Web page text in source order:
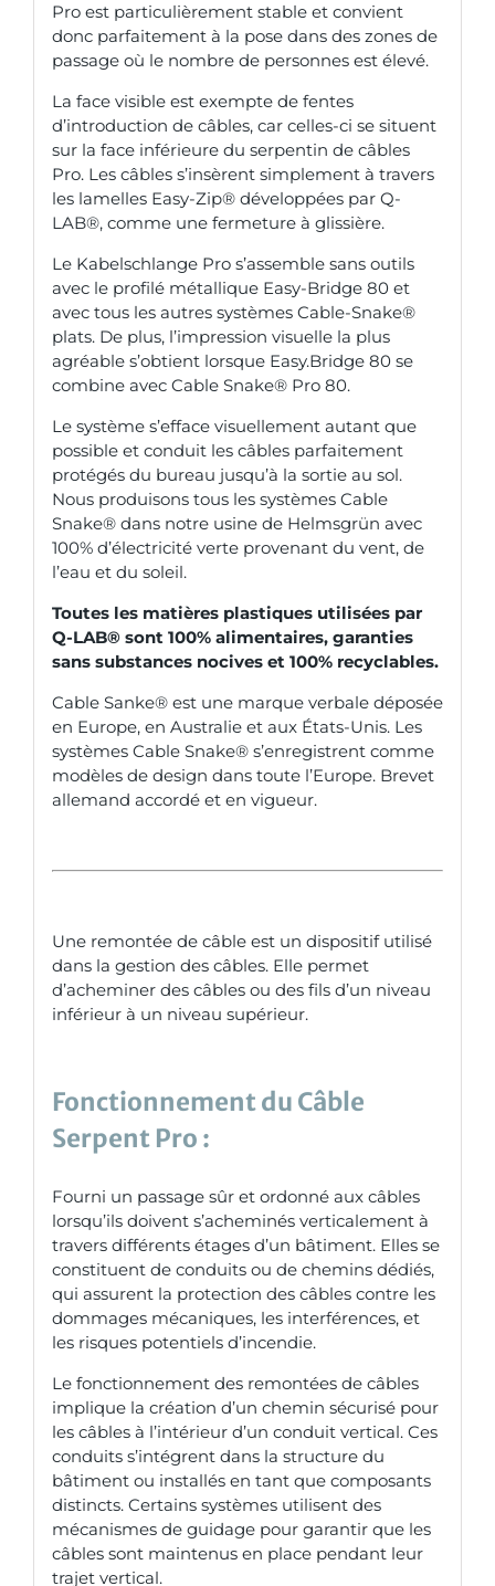
Pro est particulièrement stable et convient
donc parfaitement à la pose dans des zones de
passage où le nombre de personnes est élevé.
La face visible est exempte de fentes
d’introduction de câbles, car celles-ci se situent
sur la face inférieure du serpentin de câbles
Pro. Les câbles s’insèrent simplement à travers
les lamelles Easy-Zip® développées par Q-
LAB®, comme une fermeture à glissière.
Le Kabelschlange Pro s’assemble sans outils
avec le profilé métallique Easy-Bridge 80 et
avec tous les autres systèmes Cable-Snake®
plats. De plus, l’impression visuelle la plus
agréable s’obtient lorsque Easy.Bridge 80 se
combine avec Cable Snake® Pro 80.
Le système s’efface visuellement autant que
possible et conduit les câbles parfaitement
protégés du bureau jusqu’à la sortie au sol.
Nous produisons tous les systèmes Cable
Snake® dans notre usine de Helmsgrün avec
100% d’électricité verte provenant du vent, de
l’eau et du soleil.
Toutes les matières plastiques utilisées par
Q-LAB® sont 100% alimentaires, garanties
sans substances nocives et 100% recyclables.
Cable Sanke® est une marque verbale déposée
en Europe, en Australie et aux États-Unis. Les
systèmes Cable Snake® s’enregistrent comme
modèles de design dans toute l’Europe. Brevet
allemand accordé et en vigueur.
Une remontée de câble est un dispositif utilisé
dans la gestion des câbles. Elle permet
d’acheminer des câbles ou des fils d’un niveau
inférieur à un niveau supérieur.
Fonctionnement du Câble
Serpent Pro :
Fourni un passage sûr et ordonné aux câbles
lorsqu’ils doivent s’acheminés verticalement à
travers différents étages d’un bâtiment. Elles se
constituent de conduits ou de chemins dédiés,
qui assurent la protection des câbles contre les
dommages mécaniques, les interférences, et
les risques potentiels d’incendie.
Le fonctionnement des remontées de câbles
implique la création d’un chemin sécurisé pour
les câbles à l’intérieur d’un conduit vertical. Ces
conduits s’intégrent dans la structure du
bâtiment ou installés en tant que composants
distincts. Certains systèmes utilisent des
mécanismes de guidage pour garantir que les
câbles sont maintenus en place pendant leur
trajet vertical.